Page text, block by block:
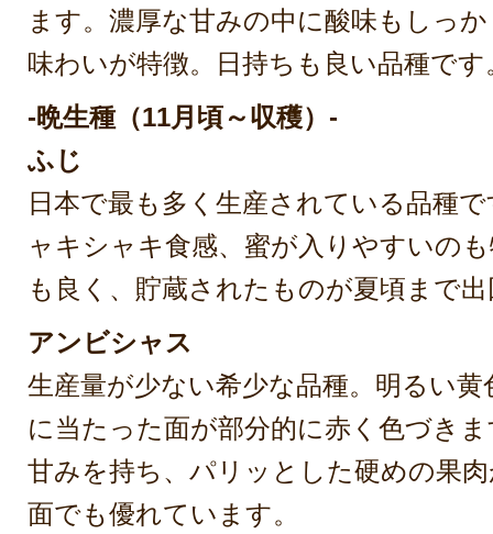
ます。濃厚な甘みの中に酸味もしっ
味わいが特徴。日持ちも良い品種です
-晩生種（11月頃～収穫）-
ふじ
日本で最も多く生産されている品種
ャキシャキ食感、蜜が入りやすいの
も良く、貯蔵されたものが夏頃まで
アンビシャス
生産量が少ない希少な品種。明るい黄
に当たった面が部分的に赤く色づき
甘みを持ち、パリッとした硬めの果
面でも優れています。